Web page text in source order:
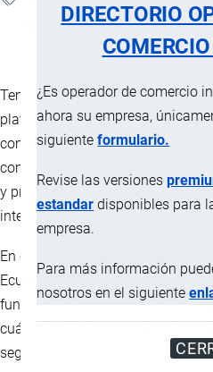
DIRECTORIO
¿Es operador de comercio
ahora su empresa,
siguienteformulario.
Revise las versiones
estandar disponibles para
empresa.
Para más información
nosotros en el siguiente
Importaciones
Temu se ha posicionado
plataformas de comercio
compradores ecuatorianos. Su
combinación atractiva: precios
y promociones constantes que
internacionales sin grandes
En este artículo te explicamos
Ecuador, qué tipo de productos
funciona el envío, qué debes
cuáles son las mejores prácticas
segura.